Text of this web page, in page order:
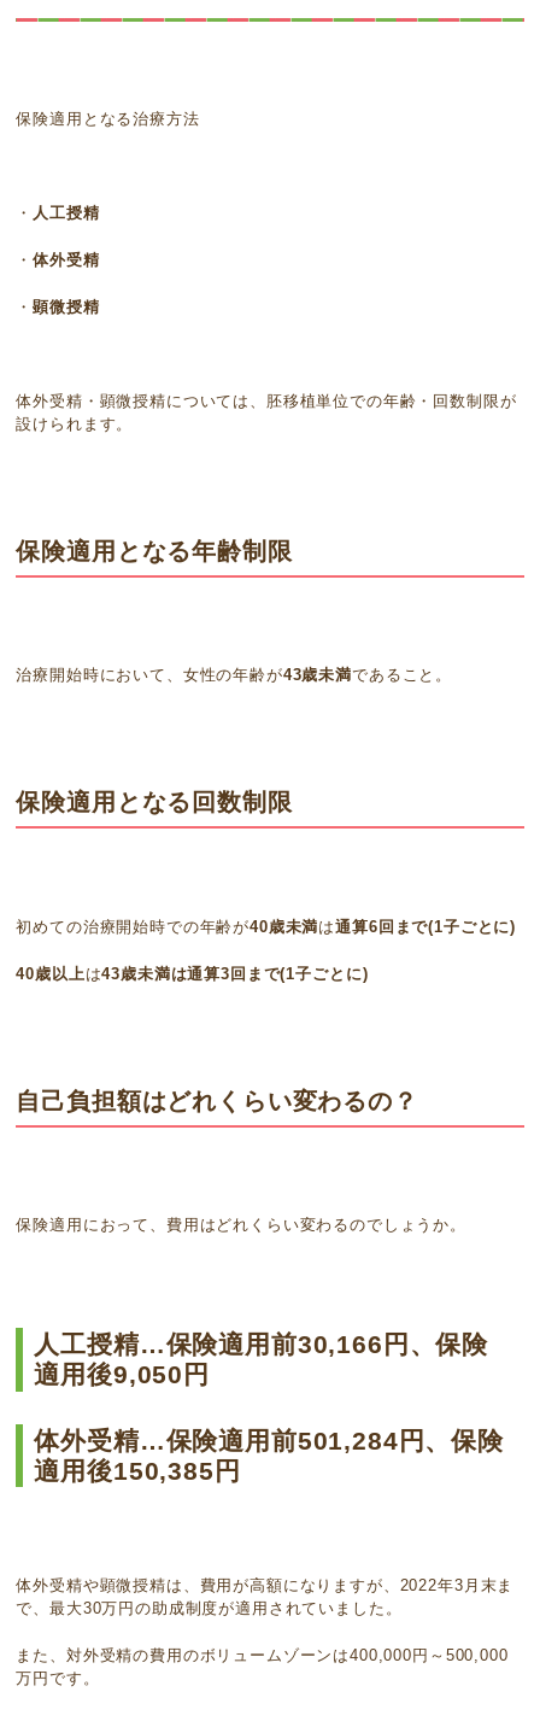
保険適用となる治療方法
・ 人工授精
・体外受精
・顕微授精
体外受精・顕微授精については、胚移植単位での年齢・回数制限が
設けられます。
保険適用となる年齢制限
治療開始時において、女性の年齢が43歳未満であること。
保険適用となる回数制限
初めての治療開始時での年齢が40歳未満は通算6回まで(1子ごとに)
40歳以上 は43歳未満は通算3回まで(1子ごとに)
自己負担額はどれくらい変わるの？
保険適用におって、費用はどれくらい変わるのでしょうか。
人工授精…保険適用前30,166円、保険
適用後9,050円
体外受精…保険適用前501,284円、保険
適用後150,385円
体外受精や顕微授精は、費用が高額になりますが、2022年3月末ま
で、最大30万円の助成制度が適用されていました。
また、対外受精の費用のボリュームゾーンは400,000円～500,000
万円です。